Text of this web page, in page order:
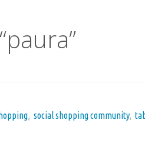
, social shopping community,